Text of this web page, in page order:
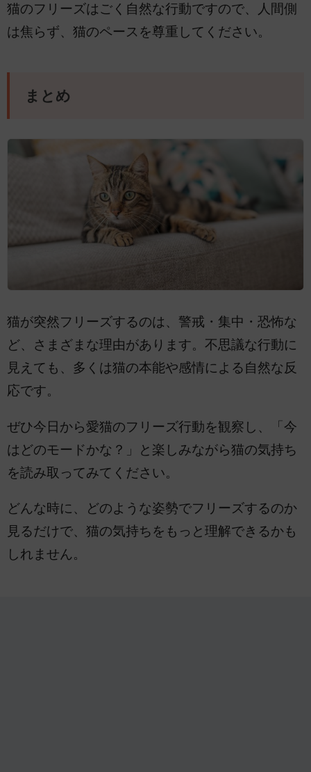
猫のフリーズはごく自然な行動ですので、人間側
は焦らず、猫のペースを尊重してください。
まとめ
猫が突然フリーズするのは、警戒・集中・恐怖な
ど、さまざまな理由があります。不思議な行動に
見えても、多くは猫の本能や感情による自然な反
応です。
ぜひ今日から愛猫のフリーズ行動を観察し、「今
はどのモードかな？」と楽しみながら猫の気持ち
を読み取ってみてください。
どんな時に、どのような姿勢でフリーズするのか
見るだけで、猫の気持ちをもっと理解できるかも
しれません。